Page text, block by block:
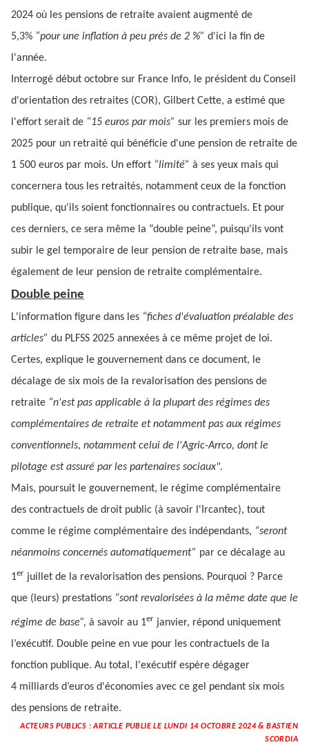
2024 où les pensions de retraite avaient augmenté de
5,3% “pour une inflation à peu près de 2 %” d'ici la fin de
l'année.
Interrogé début octobre sur France Info, le président du Conseil
d'orientation des retraites (COR), Gilbert Cette, a estimé que
l'effort serait de “15 euros par mois” sur les premiers mois de
2025 pour un retraité qui bénéficie d'une pension de retraite de
1 500 euros par mois. Un effort “limité” à ses yeux mais qui
concernera tous les retraités, notamment ceux de la fonction
publique, qu'ils soient fonctionnaires ou contractuels. Et pour
ces derniers, ce sera même la “double peine”, puisqu'ils vont
subir le gel temporaire de leur pension de retraite base, mais
également de leur pension de retraite complémentaire.
Double peine
L'information figure dans les “fiches d'évaluation préalable des
articles” du PLFSS 2025 annexées à ce même projet de loi.
Certes, explique le gouvernement dans ce document, le
décalage de six mois de la revalorisation des pensions de
retraite “n'est pas applicable à la plupart des régimes des
complémentaires de retraite et notamment pas aux régimes
conventionnels, notamment celui de l'Agric-Arrco, dont le
pilotage est assuré par les partenaires sociaux".
Mais, poursuit le gouvernement, le régime complémentaire
des contractuels de droit public (à savoir l'Ircantec), tout
comme le régime complémentaire des indépendants, “seront
néanmoins concernés automatiquement” par ce décalage au
1er juillet de la revalorisation des pensions. Pourquoi ? Parce
que (leurs) prestations “sont revalorisées à la même date que le
régime de base”, à savoir au 1er janvier, répond uniquement
l’exécutif. Double peine en vue pour les contractuels de la
fonction publique. Au total, l'exécutif espère dégager
4 milliards d’euros d'économies avec ce gel pendant six mois
des pensions de retraite.
ACTEURS PUBLICS : ARTICLE PUBLIE LE LUNDI 14 OCTOBRE 2024 & BASTIEN
SCORDIA